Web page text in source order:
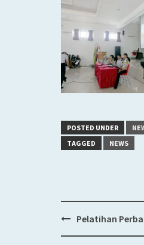
POSTED UNDER
TAGGED
NEWS
Pelatihan